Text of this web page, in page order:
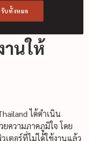
ริจาค
นให้
ได้ดำเนิน
ยความภาคภูมิใจ โดย
เตอร์ที่ไม่ได้ใช้งานแล้ว
บทั้งหมด